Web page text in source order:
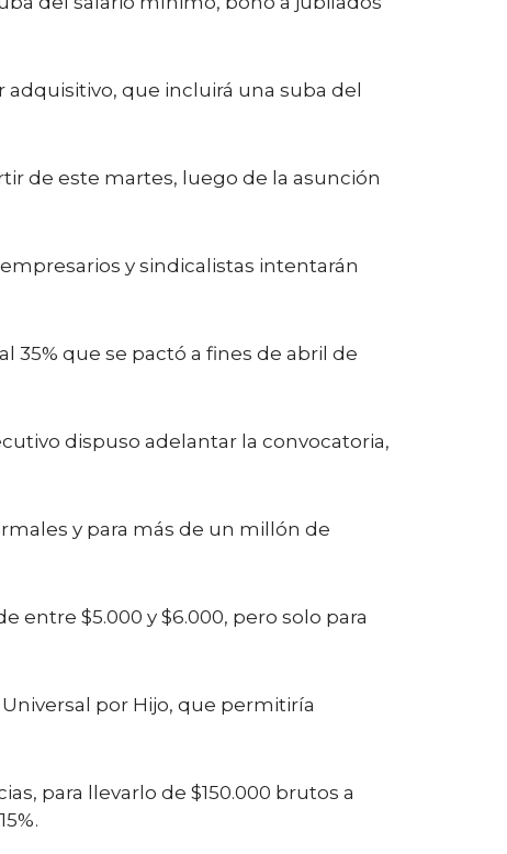
que incluirá una suba del
de este martes, luego de la asunción
y sindicalistas intentarán
35% que se pactó a fines de abril de
dispuso adelantar la convocatoria,
y para más de un millón de
entre $5.000 y $6.000, pero solo para
por Hijo, que permitiría
para llevarlo de $150.000 brutos a